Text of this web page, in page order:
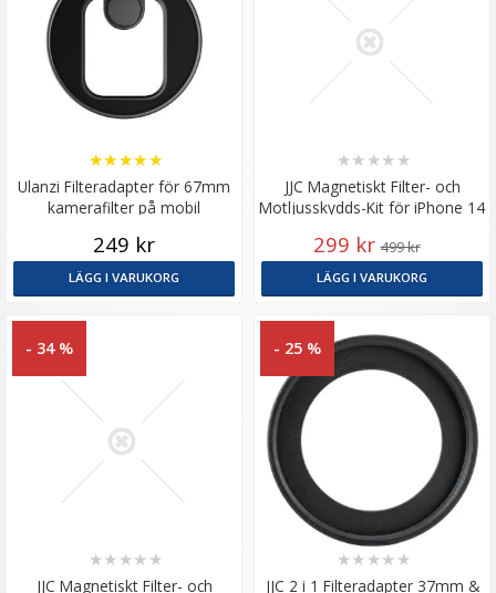
Ulanzi Filteradapter för 67mm
kamerafilter på mobil
★★★★★
249 kr
LÄGG I VARUKORG
JJC Magnetiskt Filter- och
Motljusskydds-Kit för iPhone 14
★★ ★★ ★
299 kr 499 kr
LÄGG I VARUKORG
- 34 %
JJC Magnetiskt Filter- och
★★ ★★ ★
- 25 %
JJC 2 i 1 Filteradapter 37mm &
★★ ★★ ★